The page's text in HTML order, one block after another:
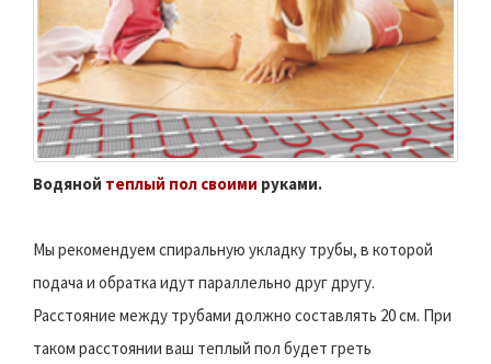
Водяной теплый пол своими руками.
Мы рекомендуем спиральную укладку трубы, в которой
подача и обратка идут параллельно друг другу.
Расстояние между трубами должно составлять 20 см. При
таком расстоянии ваш теплый пол будет греть